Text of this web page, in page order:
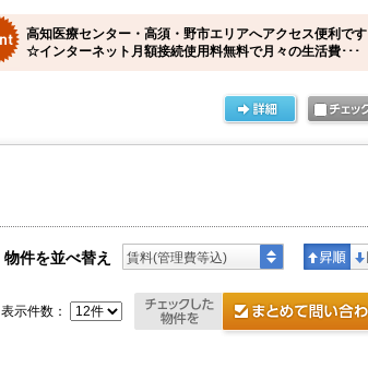
高知医療センター・高須・野市エリアへアクセス便利です
☆インターネット月額接続使用料無料で月々の生活費･･･
物件を並べ替え 賃料(管理費等込)
表示件数：